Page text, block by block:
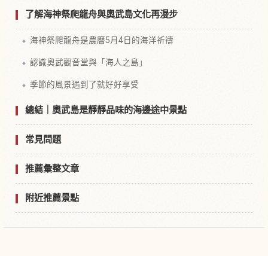
了解海神祭爬龍舟與奧武島文化再漫步
海神祭爬龍舟是農曆5月4日的海洋祈禱
認識奧武觀音堂與「海人之島」
季節的風景遇到了就好好享受
總結｜奧武島是靜靜品味的海邊途中景點
常見問題
推薦彙整文章
附近推薦景點